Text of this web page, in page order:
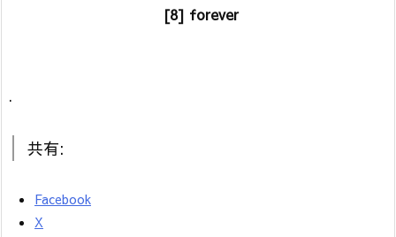
[8] forever
.
共有:
Facebook
X